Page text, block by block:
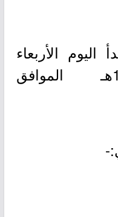
اليوم الأربعاء
بتاريخ 1446/10/25هـ الموافق